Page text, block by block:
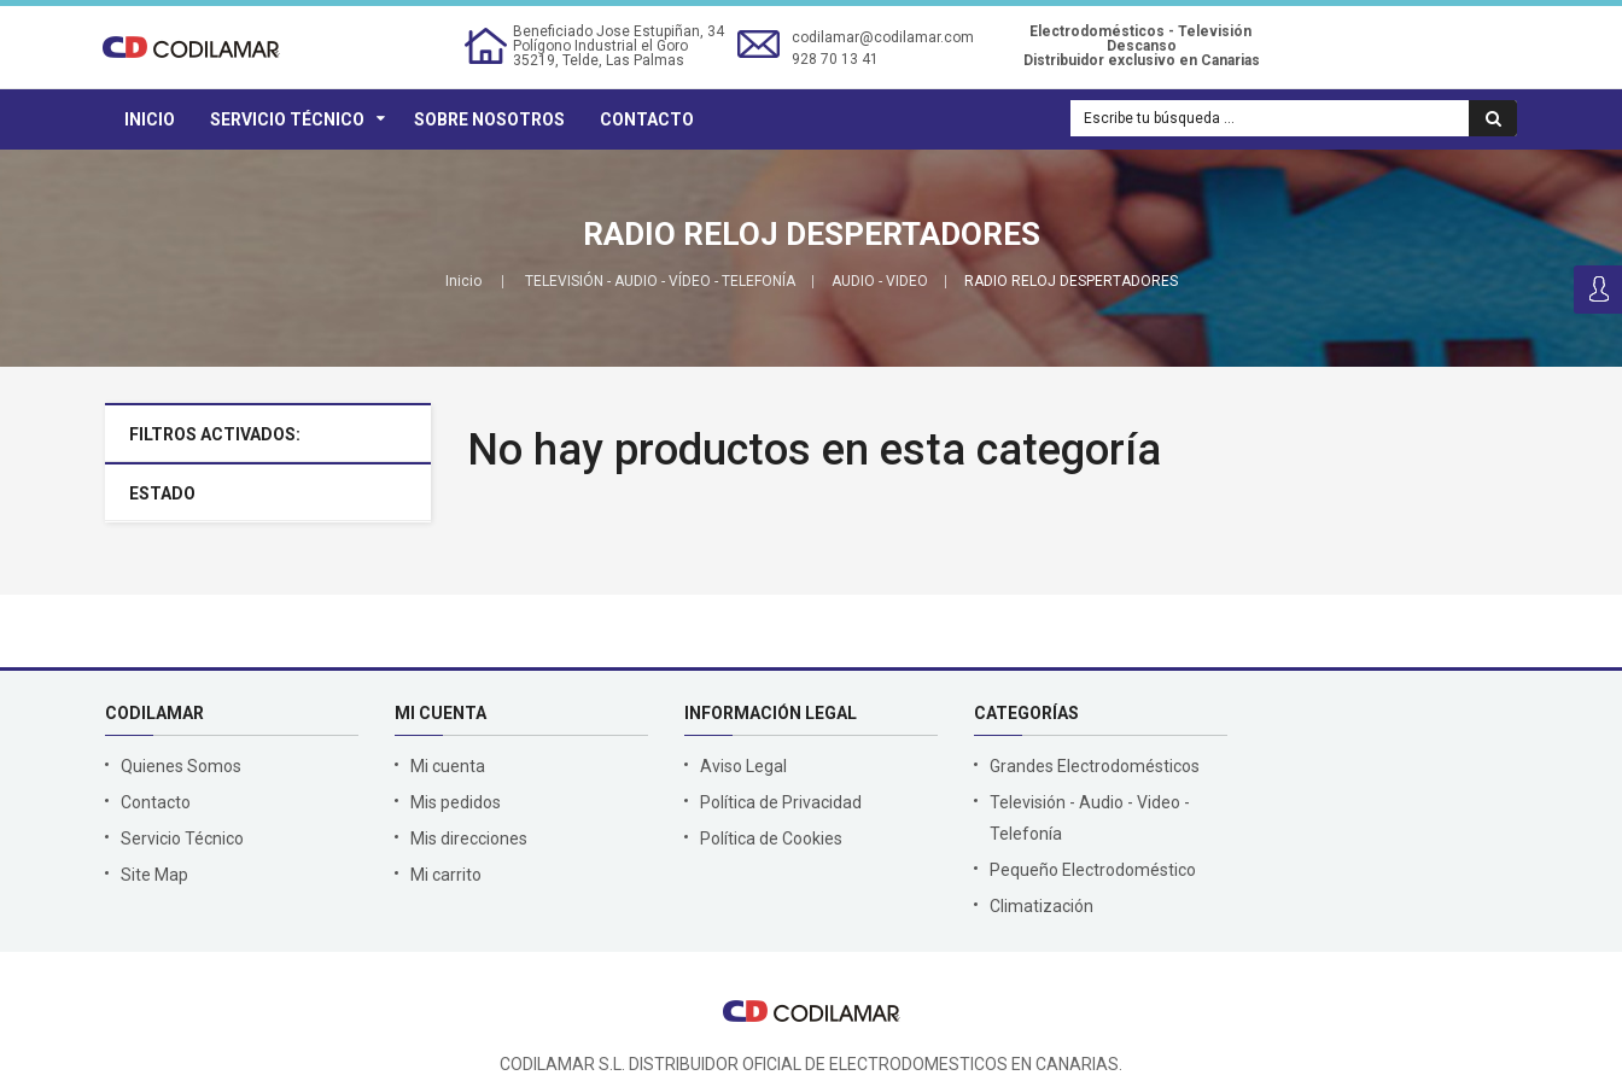
Beneficiado Jose Estupiñan, 34
Polígono Industrial el Goro
35219, Telde, Las Palmas
codilamar@codilamar.com
928 70 13 41
Electrodomésticos - Televisión
Descanso
Distribuidor exclusivo en Canarias
INICIO SERVICIO TÉCNICO SOBRE NOSOTROS CONTACTO
RADIO RELOJ DESPERTADORES
Inicio TELEVISIÓN - AUDIO - VÍDEO - TELEFONÍA AUDIO - VIDEO RADIO RELOJ DESPERTADORES
FILTROS ACTIVADOS:
ESTADO
No hay productos en esta categoría
CODILAMAR
Quienes Somos
Contacto
Servicio Técnico
Site Map
MI CUENTA
Mi cuenta
Mis pedidos
Mis direcciones
Mi carrito
INFORMACIÓN LEGAL
Aviso Legal
Política de Privacidad
Política de Cookies
CATEGORÍAS
Grandes Electrodomésticos
Televisión - Audio - Video -
Telefonía
Pequeño Electrodoméstico
Climatización
CODILAMAR S.L. DISTRIBUIDOR OFICIAL DE ELECTRODOMESTICOS EN CANARIAS.